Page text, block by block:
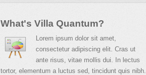
What's Villa Quantum?
Lorem ipsum dolor sit amet,
consectetur adipiscing elit. Cras ut
ante risus, vitae mollis dui. In lectus
tortor, elementum a luctus sed, tincidunt quis nibh.